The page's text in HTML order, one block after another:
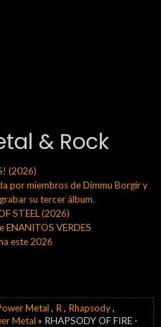
& Rock
(2026)
por miembros de Dimmu Borgir y
su tercer álbum.
STEEL (2026)
ENANITOS VERDES
este 2026
Metal , R , Rhapsody,
Metal » RHAPSODY OF FIRE -